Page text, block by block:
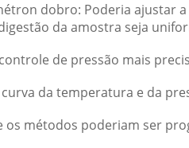
dobro: Poderia ajustar
da amostra seja
de pressão mais
da temperatura e da
métodos poderiam ser